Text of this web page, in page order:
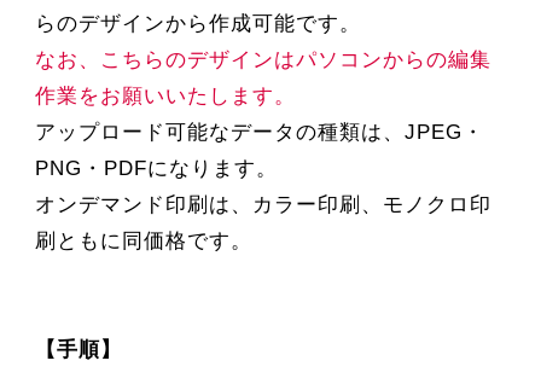
らのデザインから作成可能です。
なお、こちらのデザインはパソコンからの編集
作業をお願いいたします。
アップロード可能なデータの種類は、JPEG・
PNG・PDFになります。
オンデマンド印刷は、カラー印刷、モノクロ印
刷ともに同価格です。
【手順】